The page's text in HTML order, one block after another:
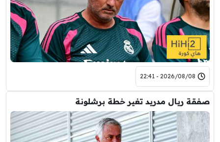
2026/08/08 - 22:41
صفقة ريال مدريد تغير خطة برشلونة